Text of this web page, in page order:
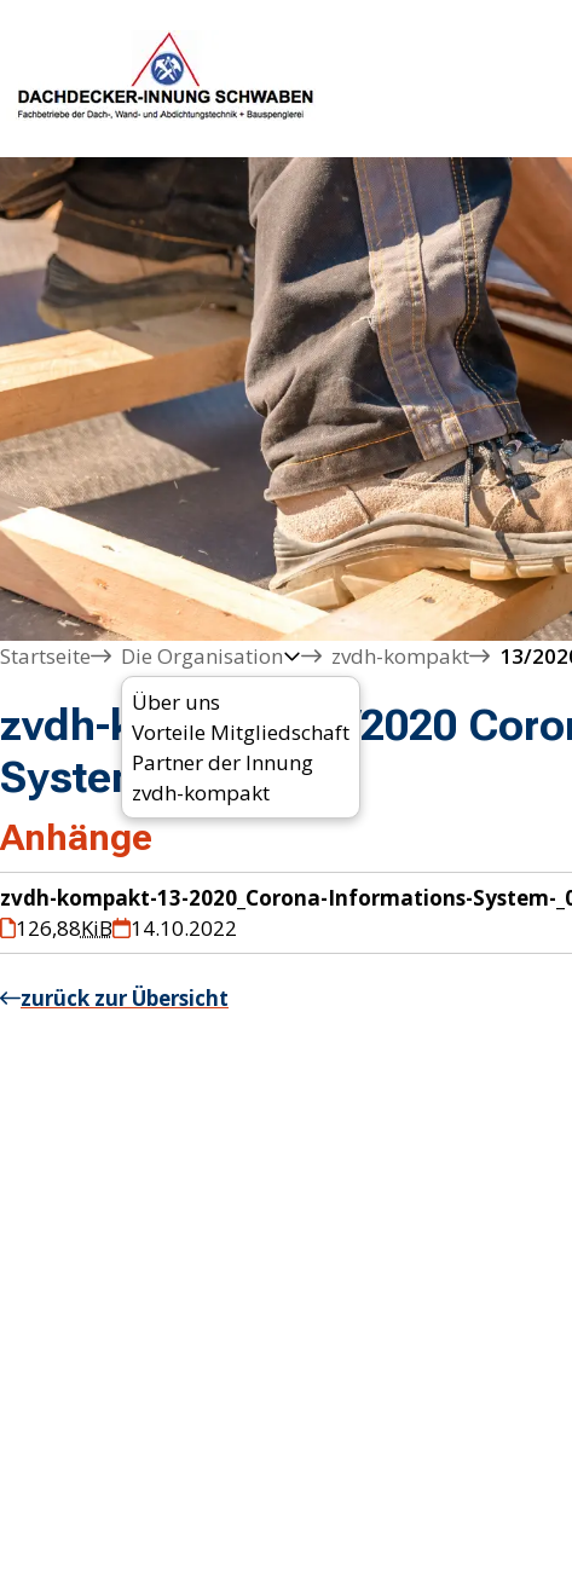
Startseite
Die Organisation
Über uns
Vorteile Mitgliedschaft
Partner der Innung
zvdh-kompakt
zvdh-kompakt 13/
zvdh-kompakt 13/2020
System
Anhänge
zvdh-kompakt-13-2020_Corona-Informations-System-
126,88KiB 14.10.2022
zurück zur Übersicht